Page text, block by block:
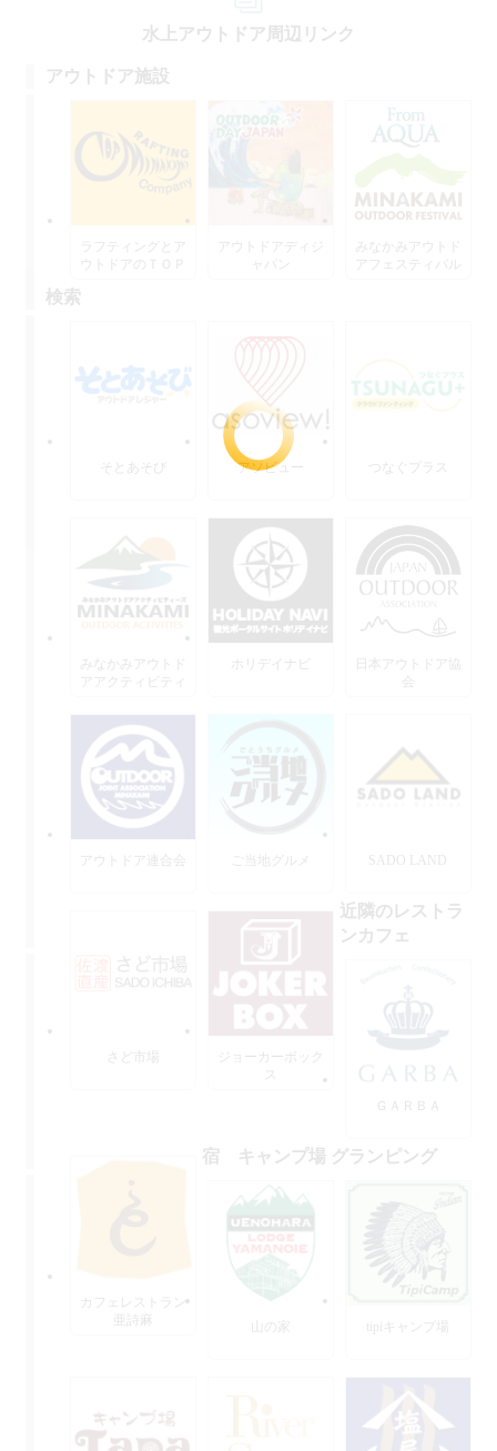
水上アウトドア周辺リンク
アウトドア施設
ラフティングとア
ウトドアのＴＯＰ
アウトドアディジ
みなかみアウトド
アフェスティバル
検索
そとあそび アソビュー つなぐプラス
みなかみアウトド
アアクティビティ
ホリデイナビ
日本アウトドア協
会
アウトドア連合会 ご当地グルメ SADO LAND
さど市場
ジョーカーボック
ス
近隣のレストラ
ンカフェ
ＧＡＲＢＡ
カフェレストラン
亜詩麻
宿 キャンプ場 グランピング
山の家 tipiキャンプ場